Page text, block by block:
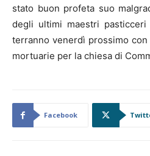
stato buon profeta suo
degli ultimi maestri
terranno venerdì prossimo
mortuarie per la chiesa di
Facebook